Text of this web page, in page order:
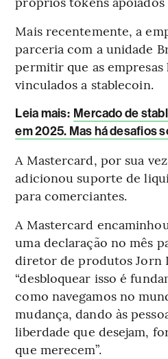
Mais recentemente, a
parceria com a unidade
permitir que as
vinculados a stablecoin.
Leia mais: Mercado de
em 2025. Mas há desafios
A Mastercard, por sua
adicionou suporte de
para comerciantes.
A Mastercard
uma declaração no mês
diretor de produtos Jorn
“desbloquear isso é
como navegamos no
mudança, dando às
liberdade que desejam,
que merecem”.